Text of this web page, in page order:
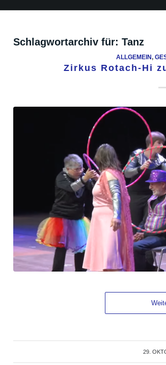
Schlagwortarchiv für: Tanz
ALLGEMEIN,
Zirkus Rotach-Hi
29.